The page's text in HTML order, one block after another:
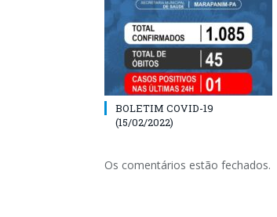
BOLETIM COVID-19
(15/02/2022)
Os comentários estão fechados.